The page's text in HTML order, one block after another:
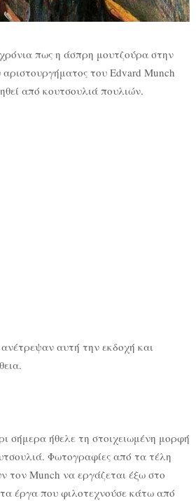
πως η άσπρη μουτζούρα στην
του Edvard Munch
από κουτσουλιά πουλιών.
αυτή την εκδοχή και
σήμερα ήθελε τη στοιχειωμένη μορφή
Φωτογραφίες από τα τέλη
τον Munch να εργάζεται έξω στο
έργα που φιλοτεχνούσε κάτω από